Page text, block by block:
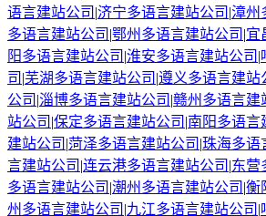
语言建站公司 |济宁多语言建站公司 |漳州
多语言建站公司 |鄂州 多语言建站公司 |宜
阳多语言建站公司 |淮安多语言建站公司 |
司 |芜湖多语言建站公司 |遵义多语言建站
公司 |淄博多语言建站公司 |赣州 多语言建
站公司 |保定多语言建站公司 |南阳多语言
建站公司 |菏泽多语言建站公司 |珠海多语
言建站公司 |连云港多语言建站公司 |东营
多语言建站公司 |潮州 多语言建站公司 |衡
州 多语言建站公司 |九江多语言建站公司 |